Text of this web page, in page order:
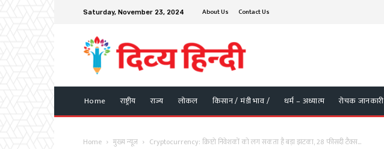
Saturday, November 23, 2024 About Us Contact Us
Home राष्ट्रीय राज्य लोकल किसान / मंडी भाव / धर्म – अध्यात्म रोचक जानकारी
Home मुख्य न्यूज़ Cryptocurrency: क्रिप्टो निवेशकों को लग सकता है बड़ा झटका, 28 फीसदी टैक्स...